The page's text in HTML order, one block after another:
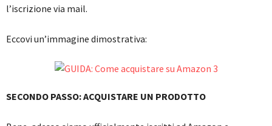
l’iscrizione via mail.
Eccovi un’immagine dimostrativa:
SECONDO PASSO: ACQUISTARE UN PRODOTTO